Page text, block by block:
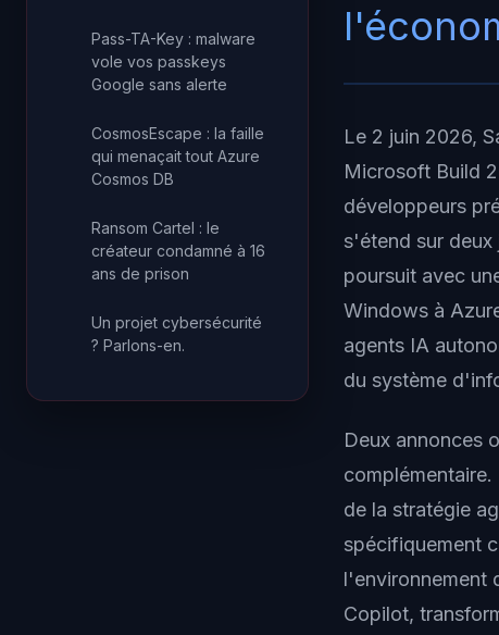
Pass-TA-Key : malware
vole vos passkeys
Google sans alerte
CosmosEscape : la faille
qui menaçait tout Azure
Cosmos DB
Ransom Cartel : le
créateur condamné à 16
ans de prison
Un projet cybersécurité
? Parlons-en.
Le 2 juin 2026,
Microsoft Build
développeurs
s'étend sur
poursuit avec
Windows à
agents IA
du système
Deux annonces
de la stratégie
spécifiquement
l'environnement
Copilot,